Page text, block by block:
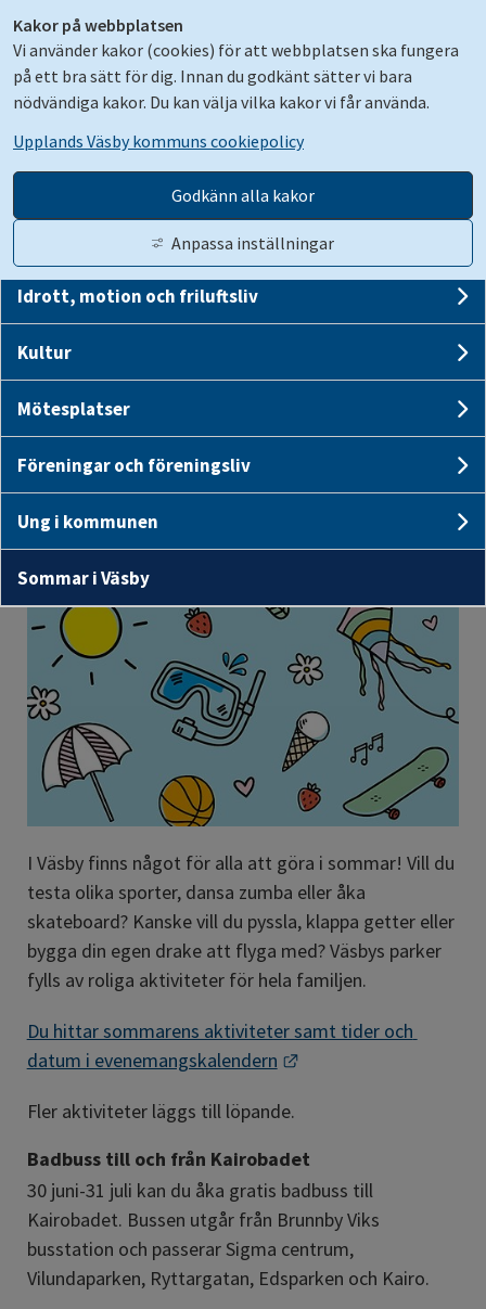
Kakor på webbplatsen
Vi använder kakor (cookies) för att webbplatsen ska fungera
på ett bra sätt för dig. Innan du godkänt sätter vi bara
nödvändiga kakor. Du kan välja vilka kakor vi får använda.
Upplands Väsby kommuns cookiepolicy
Godkänn alla kakor
Anpassa inställningar
Gå till innehåll
Translate Logga in
Stäng
Idrott, motion och friluftsliv
Kultur
Mötesplatser
Föreningar och föreningsliv
Ung i kommunen
Sommar i Väsby
Stäng
Sommar i Väsby
Här hittar du aktiviteter för barn, ungdomar och
familjer i Upplands Väsby sommaren 2026. Det
mesta är gratis!
I Väsby finns något för alla att göra i sommar! Vill du
testa olika sporter, dansa zumba eller åka
skateboard? Kanske vill du pyssla, klappa getter eller
bygga din egen drake att flyga med? Väsbys parker
fylls av roliga aktiviteter för hela familjen.
Du hittar sommarens aktiviteter samt tider och
datum i evenemangskalendern
Länk till annan
Fler aktiviteter läggs till löpande.
Badbuss till och från Kairobadet
30 juni-31 juli kan du åka gratis badbuss till
Kairobadet. Bussen utgår från Brunnby Viks
busstation och passerar Sigma centrum,
Vilundaparken, Ryttargatan, Edsparken och Kairo.